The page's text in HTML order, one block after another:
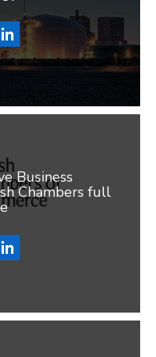
Business
Chambers full